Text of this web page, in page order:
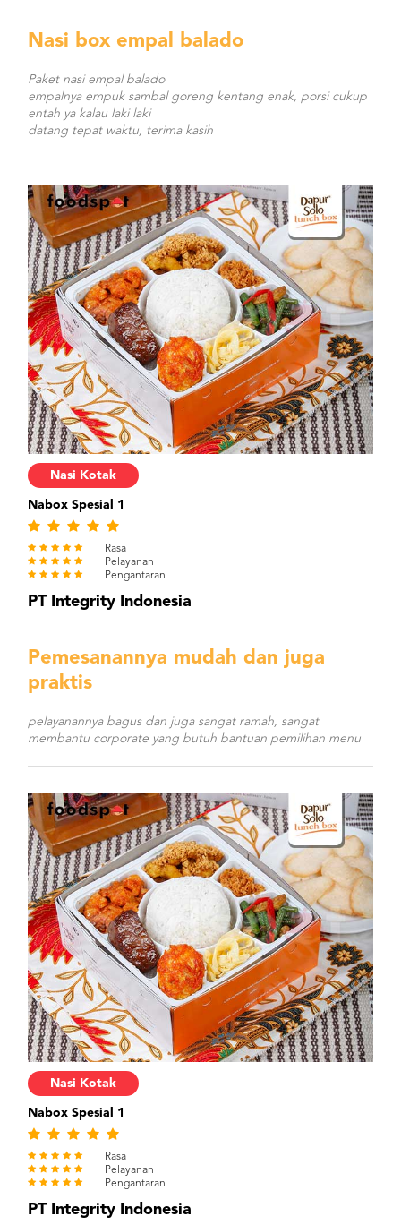
Nasi box empal balado
Paket nasi empal balado
empalnya empuk sambal goreng kentang enak, porsi cukup
entah ya kalau laki laki
datang tepat waktu, terima kasih
Nasi Kotak
Nabox Spesial 1
Rasa
Pelayanan
Pengantaran
PT Integrity Indonesia
Pemesanannya mudah dan juga
praktis
pelayanannya bagus dan juga sangat ramah, sangat
membantu corporate yang butuh bantuan pemilihan menu
Nasi Kotak
Nabox Spesial 1
Rasa
Pelayanan
Pengantaran
PT Integrity Indonesia